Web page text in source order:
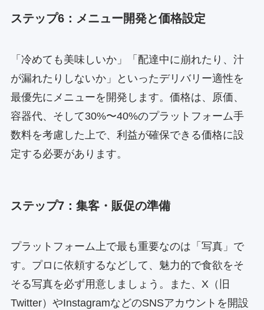
ステップ6：メニュー開発と価格設定
「冷めても美味しいか」「配達中に崩れたり、汁
が漏れたりしないか」といったデリバリー適性を
最優先にメニューを開発します。価格は、原価、
容器代、そして30%〜40%のプラットフォーム手
数料を考慮した上で、利益が確保できる価格に設
定する必要があります。
ステップ7：集客・販促の準備
プラットフォーム上で最も重要なのは「写真」で
す。プロに依頼するなどして、魅力的で食欲をそ
そる写真を必ず用意しましょう。また、X（旧
Twitter）やInstagramなどのSNSアカウントを開設